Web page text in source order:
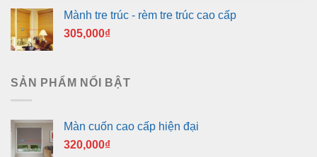
Mành tre trúc - rèm tre trúc cao cấp
305,000₫
SẢN PHẨM NỔI BẬT
Màn cuốn cao cấp hiện đại
320,000₫